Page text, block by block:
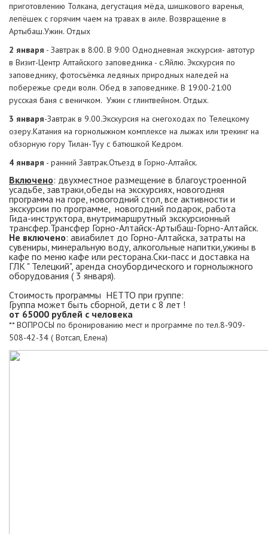
приготовлению Толкана, дегустация мёда, шишкового варенья,
лепёшек с горячим чаем на травах в аиле. Возвращение в
Артыбаш.Ужин. Отдых
2 января - Завтрак в 8:00. В 9:00 Однодневная экскурсия- автотур
в Визит-Центр Алтайского заповедника - с.Яйлю. Экскурсия по
заповеднику, фотосъёмка ледяных природных наледей на
побережье среди волн. Обед в заповеднике. В 19:00-21:00
русская баня с веничком. Ужин с глинтвейном. Отдых.
3 января-Завтрак в 9.00.Экскурсия на снегоходах по Телецкому
озеру.Катания на горнолыжном комплексе на лыжах или трекинг на
обзорную гору Тилан-Туу с батюшкой Кедром.
4 января - ранний Завтрак.Отьезд в Горно-Алтайск.
Включено: двухместное размещение в благоустроенной
усадьбе, завтраки,обеды на экскурсиях, новогодняя
программа на горе, новогодний стол, все активности и
экскурсии по программе, новогодний подарок, работа
Гида-инструктора, внутримаршрутный экскурсионный
трансфер.Трансфер Горно-Алтайск-Артыбаш-Горно-Алтайск.
Не включено: авиабилет до Горно-Алтайска, затраты на
сувениры, минеральную воду, алкогольные напитки,ужины в
кафе по меню кафе или ресторана.Ски-пасс и доставка на
ГЛК " Телецкий", аренда сноубордического и горнолыжного
оборудования ( 3 января).
Стоимость программы НЕТТО при группе:
Группа может быть сборной, дети с 8 лет !
от 65000 рублей с человека
** ВОПРОСЫ по бронированию мест и программе по тел.8-909-
508-42-34 ( Вотсап, Елена)